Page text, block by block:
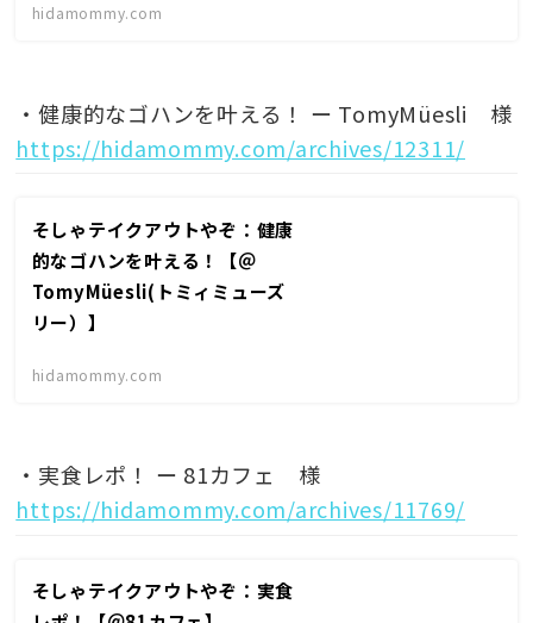
hidamommy.com
・健康的なゴハンを叶える！ ー TomyMüesli 様
https://hidamommy.com/archives/12311/
そしゃテイクアウトやぞ：健康
的なゴハンを叶える！【＠
TomyMüesli(トミィミューズ
リー）】
hidamommy.com
・実食レポ！ ー 81カフェ 様
https://hidamommy.com/archives/11769/
そしゃテイクアウトやぞ：実食